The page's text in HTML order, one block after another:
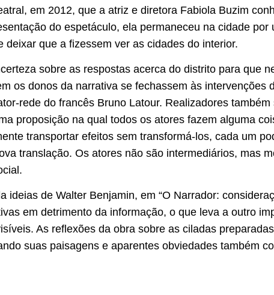
em 2012, que a atriz e diretora Fabiola Buzim
do espetáculo, ela permaneceu na cidade
deixar que a fizessem ver as cidades do interior.
sobre as respostas acerca do distrito para que
os donos da narrativa se fechassem às intervenções
rede do francês Bruno Latour. Realizadores
proposição na qual todos os atores fazem alguma
transportar efeitos sem transformá-los, cada um
translação. Os atores não são intermediários, mas
ideias de Walter Benjamin, em “O Narrador:
em detrimento da informação, o que leva a outro
As reflexões da obra sobre as ciladas
suas paisagens e aparentes obviedades também